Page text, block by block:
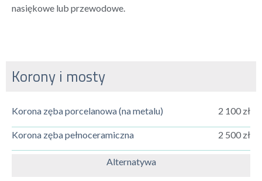
nasiękowe lub przewodowe.
Korony i mosty
Korona zęba porcelanowa (na metalu) 2 100 zł
Korona zęba pełnoceramiczna 2 500 zł
Alternatywa